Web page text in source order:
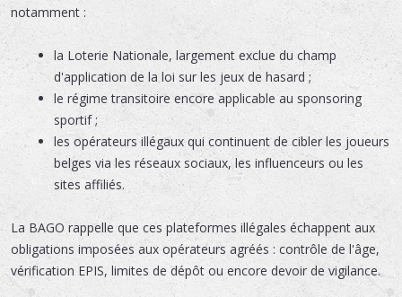
notamment :
la Loterie Nationale, largement exclue du champ
d'application de la loi sur les jeux de hasard ;
le régime transitoire encore applicable au sponsoring
sportif ;
les opérateurs illégaux qui continuent de cibler les joueurs
belges via les réseaux sociaux, les influenceurs ou les
sites affiliés.
La BAGO rappelle que ces plateformes illégales échappent aux
obligations imposées aux opérateurs agréés : contrôle de l'âge,
vérification EPIS, limites de dépôt ou encore devoir de vigilance.